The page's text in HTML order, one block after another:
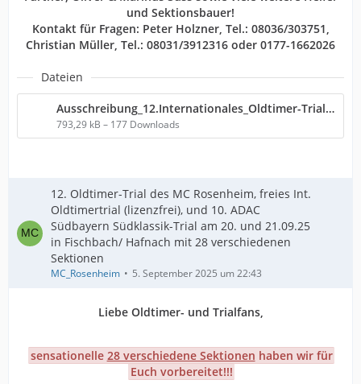
und Sektionsbauer!
Kontakt für Fragen: Peter Holzner, Tel.: 08036/303751,
Christian Müller, Tel.: 08031/3912316 oder 0177-1662026
Dateien
Ausschreibung_12.Internationales_Oldtimer-Trial_2025_neu_klein.pdf
793,29 kB – 177 Downloads
12. Oldtimer-Trial des MC Rosenheim, freies Int.
Oldtimertrial (lizenzfrei), und 10. ADAC
Südbayern Südklassik-Trial am 20. und 21.09.25
in Fischbach/ Hafnach mit 28 verschiedenen
Sektionen
MC_Rosenheim 5. September 2025 um 22:43
Liebe Oldtimer- und Trialfans,
sensationelle 28 verschiedene Sektionen haben wir für
Euch vorbereitet!!!